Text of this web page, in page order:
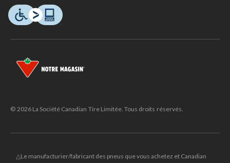
© 2026 La Société Canadian Tire Limitée. Tous droits réservés.
△Le manufacturier/fabricant des pneus que vous achetez et Canadian